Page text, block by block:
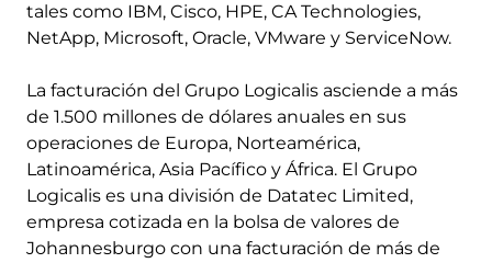
tales como IBM, Cisco, HPE, CA Technologies,
NetApp, Microsoft, Oracle, VMware y ServiceNow.
La facturación del Grupo Logicalis asciende a más
de 1.500 millones de dólares anuales en sus
operaciones de Europa, Norteamérica,
Latinoamérica, Asia Pacífico y África. El Grupo
Logicalis es una división de Datatec Limited,
empresa cotizada en la bolsa de valores de
Johannesburgo con una facturación de más de